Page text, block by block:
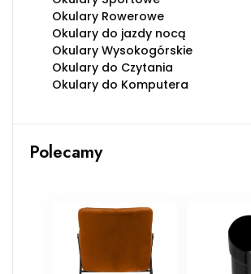
Okulary Rowerowe
Okulary do jazdy nocą
Okulary Wysokogórskie
Okulary do Czytania
Okulary do Komputera
Polecamy